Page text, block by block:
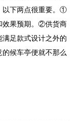
以下两点很重要。①
效果预期。②供货商
足款式设计之外的
候车亭便就不那么